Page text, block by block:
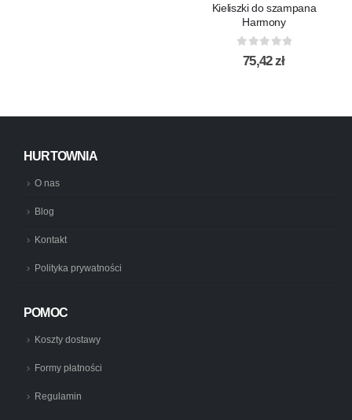
Kieliszki do szampana
Harmony
out of 5
75,42zł
HURTOWNIA
O nas
Blog
Kontakt
Polityka prywatności
POMOC
Koszty dostawy
Formy płatności
Regulamin